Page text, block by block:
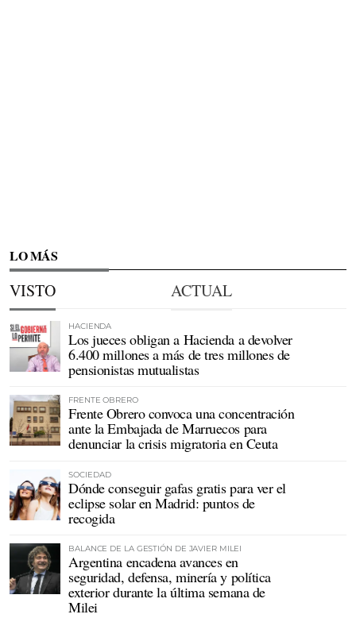
LO MÁS
VISTO ACTUAL
HACIENDA
Los jueces obligan a Hacienda a devolver
6.400 millones a más de tres millones de
pensionistas mutualistas
FRENTE OBRERO
Frente Obrero convoca una concentración
ante la Embajada de Marruecos para
denunciar la crisis migratoria en Ceuta
SOCIEDAD
Dónde conseguir gafas gratis para ver el
eclipse solar en Madrid: puntos de
recogida
BALANCE DE LA GESTIÓN DE JAVIER MILEI
Argentina encadena avances en
seguridad, defensa, minería y política
exterior durante la última semana de
Milei